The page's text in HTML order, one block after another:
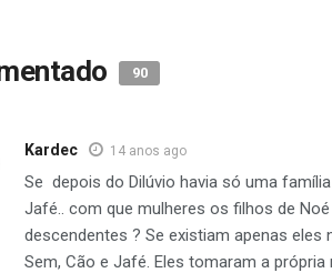
90
Kardec 14 anos ago
Se depois do Dilúvio havia só uma
Jafé.. com que mulheres os filhos de
descendentes ? Se existiam apenas eles
Sem, Cão e Jafé. Eles tomaram a